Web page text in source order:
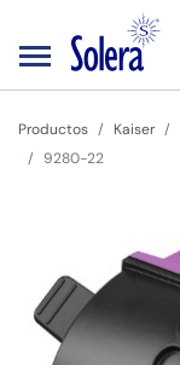
Productos Kaiser
9280-22